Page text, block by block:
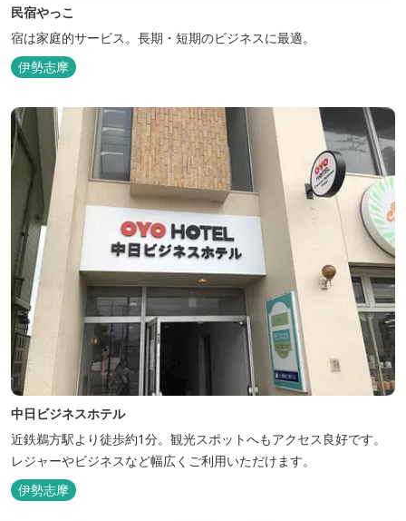
民宿やっこ
宿は家庭的サービス。長期・短期のビジネスに最適。
伊勢志摩
中日ビジネスホテル
近鉄鵜方駅より徒歩約1分。観光スポットへもアクセス良好です。
レジャーやビジネスなど幅広くご利用いただけます。
伊勢志摩